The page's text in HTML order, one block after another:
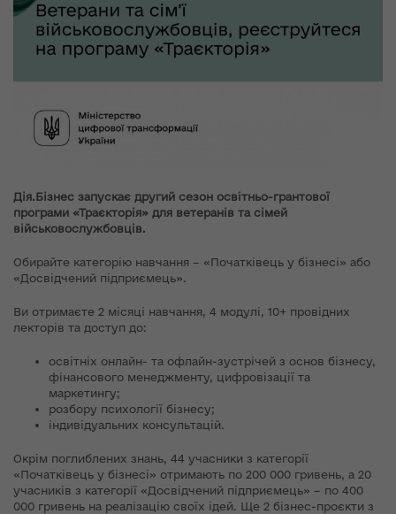
Дія.Бізнес запускає другий сезон освітньо-грантової
програми «Траєкторія» для ветеранів та сімей
військовослужбовців.
Обирайте категорію навчання – «Початківець у бізнесі» або
«Досвідчений підприємець».
Ви отримаєте 2 місяці навчання, 4 модулі, 10+ провідних
лекторів та доступ до:
освітніх онлайн- та офлайн-зустрічей з основ бізнесу,
фінансового менеджменту, цифровізації та
маркетингу;
розбору психології бізнесу;
індивідуальних консультацій.
Окрім поглиблених знань, 44 учасники з категорії
«Початківець у бізнесі» отримають по 200 000 гривень, а 20
учасників з категорії «Досвідчений підприємець» – по 400
000 гривень на реалізацію своїх ідей. Ще 2 бізнес-проєкти з